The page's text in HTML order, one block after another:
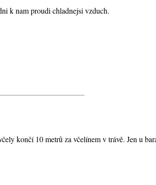
k nam proudi chladnejsi vzduch.
končí 10 metrů za včelínem v trávě. Jen u